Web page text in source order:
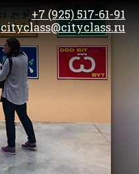
+7 (925) 517-61-91
cityclass@cityclass.ru